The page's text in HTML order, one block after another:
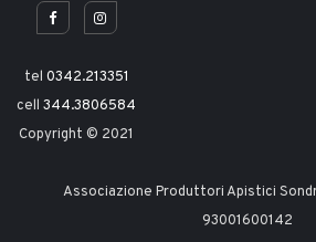
tel 0342.213351
cell 344.3806584
Copyright © 2021
Associazione Produttori Apistici
93001600142